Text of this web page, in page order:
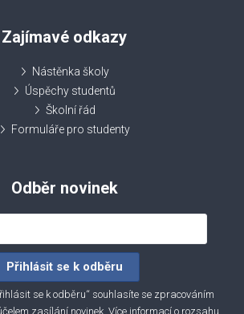
Zajímavé odkazy
Nástěnka školy
Úspěchy studentů
Školní řád
Formuláře pro studenty
Odběr novinek
se k odběru“ souhlasíte se zpracováním
zasílání novinek. Více informací o rozsahu